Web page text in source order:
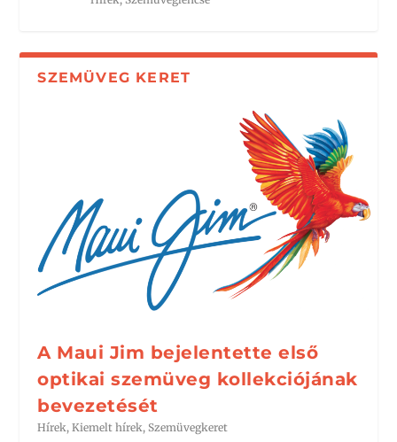
SZEMÜVEG KERET
A Maui Jim bejelentette első
optikai szemüveg kollekciójának
bevezetését
Hírek,Kiemelt hírek, Szemüvegkeret